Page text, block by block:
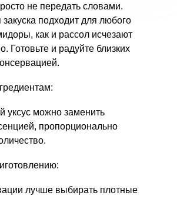
не передать словами.
подходит для любого
как и рассол исчезают
Готовьте и радуйте близких
уксус можно заменить
пропорционально
лучше выбирать плотные